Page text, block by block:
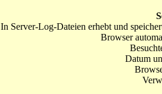
In Server-Log-Dateien erhebt und
Browser
Datum